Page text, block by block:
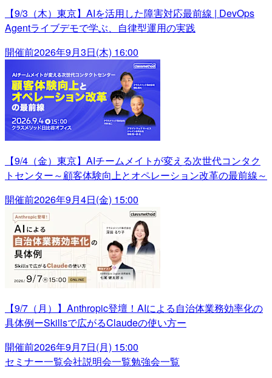
【9/3（木）東京】AIを活用した障害対応最前線 | DevOps
Agentライブデモで学ぶ、自律型運用の実践
開催前2026年9月3日(木) 16:00
【9/4（金）東京】AIチームメイトが変える次世代コンタク
トセンター～顧客体験向上とオペレーション改革の最前線～
開催前2026年9月4日(金) 15:00
【9/7（月）】Anthropic登壇！AIによる自治体業務効率化の
具体例ーSkillsで広がるClaudeの使い方ー
開催前2026年9月7日(月) 15:00
セミナー一覧会社説明会一覧勉強会一覧